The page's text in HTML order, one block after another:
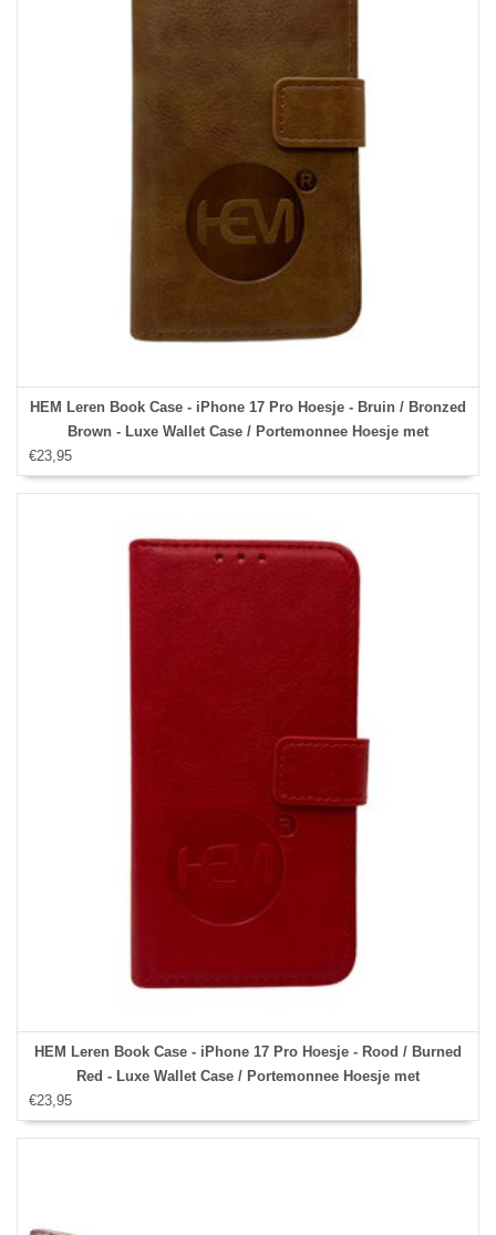
HEM Leren Book Case - iPhone 17 Pro Hoesje - Bruin / Bronzed
Brown - Luxe Wallet Case / Portemonnee Hoesje met
Pasjeshouder en Bescherming - iPhone 17 Pro Bookcase
€23,95
HEM Leren Book Case - iPhone 17 Pro Hoesje - Rood / Burned
Red - Luxe Wallet Case / Portemonnee Hoesje met
Pasjeshouder en Bescherming - iPhone 17 Pro Bookcase
€23,95